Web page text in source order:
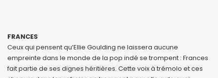
FRANCES
Ceux qui pensent qu’Ellie Goulding ne laissera aucune
empreinte dans le monde de la pop indé se trompent : Frances
fait partie de ses dignes héritières. Cette voix à trémolo et ces